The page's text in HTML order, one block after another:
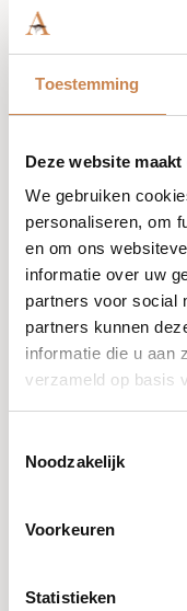
Toestemming
Deze website
We gebruiken
personaliseren, om
en om ons
informatie over uw
partners voor social
partners kunnen
informatie die u aan
verzameld op basis
Noodzakelijk
Voorkeuren
Statistieken
Stap in de wereld
middelen met deze
masterclass.
achter de Kalahari-
hoe je ze kunt
huidverzorging.